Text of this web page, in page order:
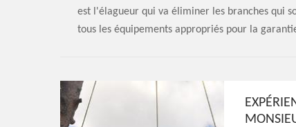
est l'élagueur qui va éliminer les branches qui
tous les équipements appropriés pour la